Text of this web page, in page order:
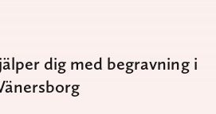
dig med begravning i